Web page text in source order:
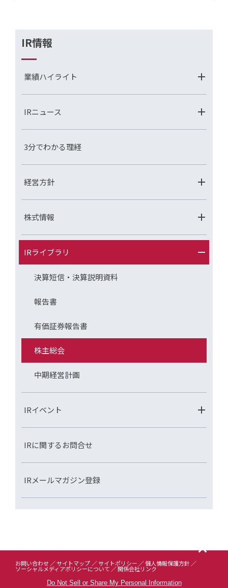
IR情報
業績ハイライト
IRニュース
3分でわかる理経
経営方針
株式情報
IRライブラリ
決算短信・決算説明資料
報告書
有価証券報告書
株主総会
中期経営計画
IRイベント
IRに関するお問合せ
IRメールマガジン登録
お問い合わせ サイトマップ サイトポリシー 個人情報保護方針
ソーシャルメディアポリシーについて 関係会社リンク
Do Not Sell or Share My Personal Information